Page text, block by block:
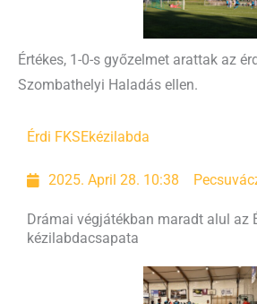
Értékes, 1-0-s győzelmet arattak az
Szombathelyi Haladás ellen.
Érdi FKSEkézilabda
2025. April 28. 10:38
Drámai végjátékban maradt alul az
kézilabdacsapata